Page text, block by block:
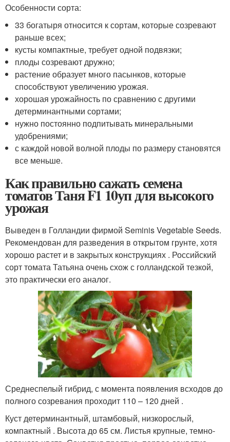
Особенности сорта:
33 богатыря относится к сортам, которые созревают
раньше всех;
кусты компактные, требует одной подвязки;
плоды созревают дружно;
растение образует много пасынков, которые
способствуют увеличению урожая.
хорошая урожайность по сравнению с другими
детерминантными сортами;
нужно постоянно подпитывать минеральными
удобрениями;
с каждой новой волной плоды по размеру становятся
все меньше.
Как правильно сажать семена
томатов Таня F1 10уп для высокого
урожая
Выведен в Голландии фирмой Seminis Vegetable Seeds.
Рекомендован для разведения в открытом грунте, хотя
хорошо растет и в закрытых конструкциях . Российский
сорт томата Татьяна очень схож с голландской тезкой,
это практически его аналог.
Среднеспелый гибрид, с момента появления всходов до
полного созревания проходит 110 – 120 дней .
Куст детерминантный, штамбовый, низкорослый,
компактный . Высота до 65 см. Листья крупные, темно-